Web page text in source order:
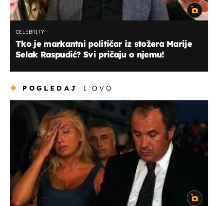
CELEBRITY
Tko je markantni političar iz stožera Marije
Selak Raspudić? Svi pričaju o njemu!
POGLEDAJ I OVO